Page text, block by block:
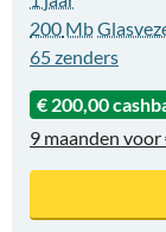
200 Mb
65zenders
€ 200,00
9 maanden